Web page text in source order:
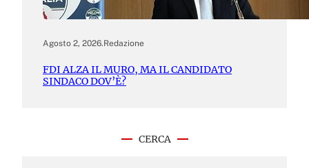
Agosto 2, 2026.Redazione
FDI ALZA IL MURO, MA IL CANDIDATO
SINDACO DOV’È?
CERCA